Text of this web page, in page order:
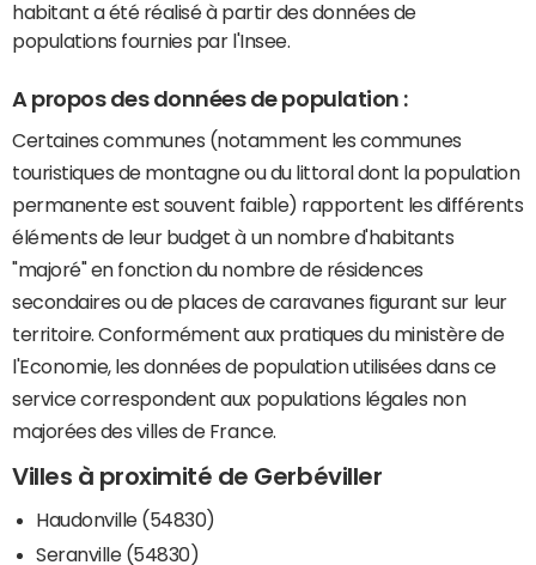
habitant a été réalisé à partir des données de
populations fournies par l'Insee.
A propos des données de population :
Certaines communes (notamment les communes
touristiques de montagne ou du littoral dont la population
permanente est souvent faible) rapportent les différents
éléments de leur budget à un nombre d'habitants
"majoré" en fonction du nombre de résidences
secondaires ou de places de caravanes figurant sur leur
territoire. Conformément aux pratiques du ministère de
l'Economie, les données de population utilisées dans ce
service correspondent aux populations légales non
majorées des villes de France.
Villes à proximité de Gerbéviller
Haudonville (54830)
Seranville (54830)